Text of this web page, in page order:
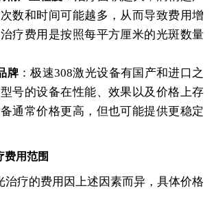
数和时间可能越多，从而导致费用增
疗费用是按照每平方厘米的光斑数量
牌：极速308激光设备有国产和进口之
号的设备在性能、效果以及价格上存
通常价格更高，但也可能提供更稳定
费用范围
治疗的费用因上述因素而异，具体价格